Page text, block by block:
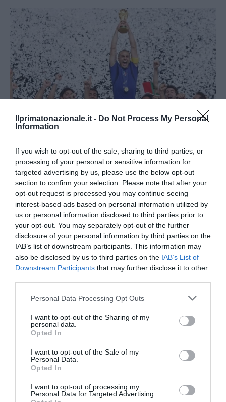
Ilprimatonazionale.it - Do Not Process My Personal
Information
If you wish to opt-out of the sale, sharing to third parties, or
processing of your personal or sensitive information for
targeted advertising by us, please use the below opt-out
section to confirm your selection. Please note that after your
opt-out request is processed you may continue seeing
interest-based ads based on personal information utilized by
us or personal information disclosed to third parties prior to
your opt-out. You may separately opt-out of the further
disclosure of your personal information by third parties on the
IAB’s list of downstream participants. This information may
also be disclosed by us to third parties on the IAB’s List of
Downstream Participants that may further disclose it to other
Please note that this website/app uses one or more Google
not limited to your visit or usage behaviour. You may click to
grant or deny consent to Google and its third-party tags to
use your data for below specified purposes in below Google
consent section.
Personal Data Processing Opt Outs
I want to opt-out of the Sharing of my
personal data.
Opted In
I want to opt-out of the Sale of my
Personal Data.
Opted In
I want to opt-out of processing my
Personal Data for Targeted Advertising.
Berlino 2006, una notte da campioni del mondo
18 Luglio 2026
Inghilterra-Argentina, molto più di una partita
15 Luglio 2026